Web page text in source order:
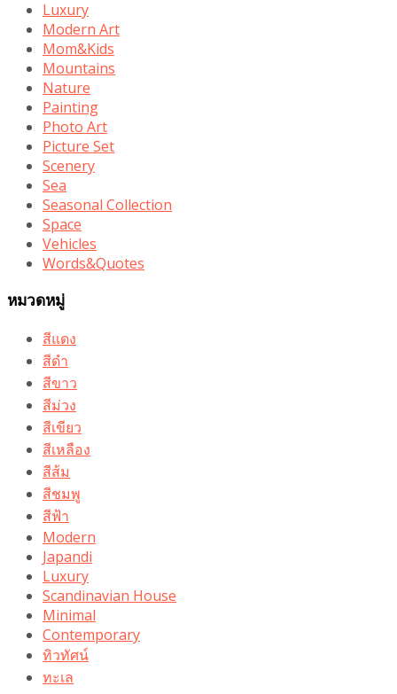
Luxury
Modern Art
Mom&Kids
Mountains
Nature
Painting
Photo Art
Picture Set
Scenery
Sea
Seasonal Collection
Space
Vehicles
Words&Quotes
หมวดหมู่
สีแดง
สีดำ
สีขาว
สีม่วง
สีเขียว
สีเหลือง
สีส้ม
สีชมพู
สีฟ้า
Modern
Japandi
Luxury
Scandinavian House
Minimal
Contemporary
ทิวทัศน์
ทะเล